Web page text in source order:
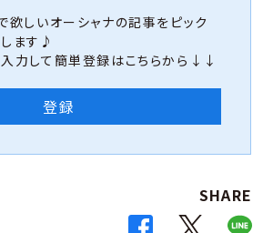
欲しいオーシャナの記事をピック
ます♪
入力して簡単登録はこちらから↓↓
登録
SHARE